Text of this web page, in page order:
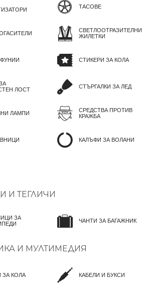
ЛОСТ
ЛАМПИ
ТАСОВЕ
СВЕТЛООТРАЗИТЕЛНИ
ЖИЛЕТКИ
СТИКЕРИ ЗА КОЛА
СТЪРГАЛКИ ЗА ЛЕД
СРЕДСТВА ПРОТИВ
КРАЖБА
КАЛЪФИ ЗА ВОЛАНИ
И ТЕГЛИЧИ
ЗА
ЧАНТИ ЗА БАГАЖНИК
И МУЛТИМЕДИЯ
ЗА КОЛА КАБЕЛИ И БУКСИ